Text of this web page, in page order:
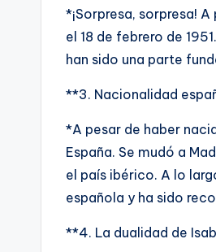
*¡Sorpresa, sorpresa!
el 18 de febrero de
han sido una parte
**3. Nacionalidad
*A pesar de haber
España. Se mudó a
el país ibérico. A lo
española y ha sido
**4. La dualidad de